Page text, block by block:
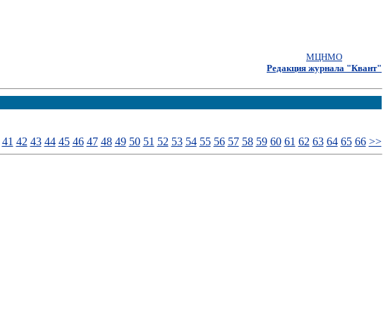
МЦНМО
Редакция журнала "Квант"
41 42 43 44 45 46 47 48 49 50 51 52 53 54 55 56 57 58 59 60 61 62 63 64 65 66 >>